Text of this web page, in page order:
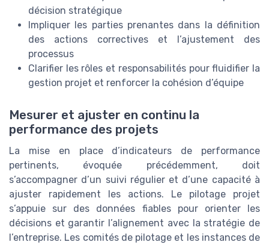
décision stratégique
Impliquer les parties prenantes dans la définition
des actions correctives et l’ajustement des
processus
Clarifier les rôles et responsabilités pour fluidifier la
gestion projet et renforcer la cohésion d’équipe
Mesurer et ajuster en continu la
performance des projets
La mise en place d’indicateurs de performance
pertinents, évoquée précédemment, doit
s’accompagner d’un suivi régulier et d’une capacité à
ajuster rapidement les actions. Le pilotage projet
s’appuie sur des données fiables pour orienter les
décisions et garantir l’alignement avec la stratégie de
l’entreprise. Les comités de pilotage et les instances de